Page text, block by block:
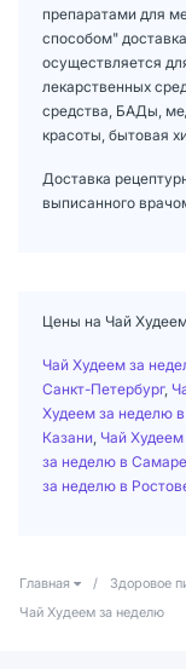
препаратами для
способом"
осуществляется
лекарственных
средства, БАДы,
красоты, бытовая
Доставка
выписанного
Цены на Чай
Чай Худеем за
Санкт-Петербург,
Худеем за неделю в
Казани Чай
за неделю в Самаре
за неделю в
Главная / Здоровое
Чай Худеем за неделю